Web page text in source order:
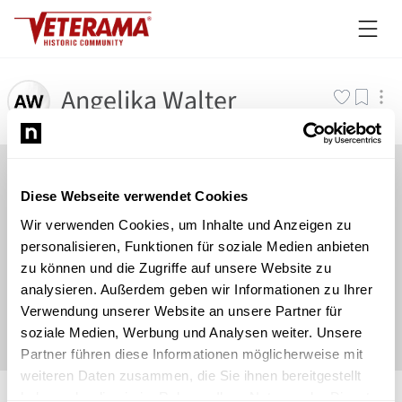
Diese Webseite verwendet Cookies
Wir verwenden Cookies, um Inhalte und Anzeigen zu
personalisieren, Funktionen für soziale Medien anbieten
zu können und die Zugriffe auf unsere Website zu
analysieren. Außerdem geben wir Informationen zu Ihrer
Verwendung unserer Website an unsere Partner für
soziale Medien, Werbung und Analysen weiter. Unsere
Partner führen diese Informationen möglicherweise mit
weiteren Daten zusammen, die Sie ihnen bereitgestellt
Angelika Walter
©Newsload /System